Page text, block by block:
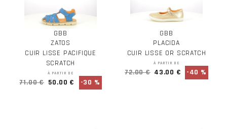
GBB
ZATOS
CUIR LISSE PACIFIQUE
SCRATCH
À PARTIR DE
71.00 € 50.00 € -30 %
GBB
PLACIDA
CUIR LISSE OR SCRATCH
À PARTIR DE
72.00 € 43.00 € -40 %